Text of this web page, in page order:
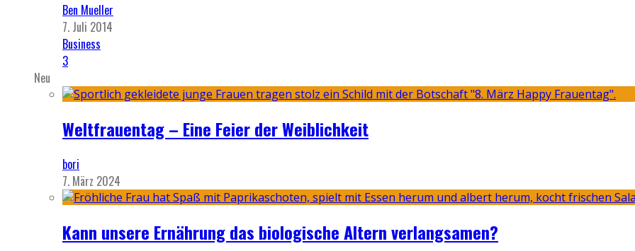
Ben Mueller
7. Juli 2014
Business
3
Neu
Weltfrauentag – Eine Feier der Weiblichkeit
bori
7. März 2024
Kann unsere Ernährung das biologische Altern verlangsamen?